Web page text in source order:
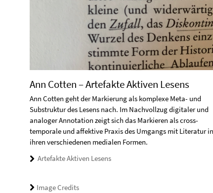
Ann Cotten – Artefakte Aktiven Lesens
Ann Cotten geht der Markierung als komplexe Meta- und
Substruktur des Lesens nach. Im Nachvollzug digitaler und
analoger Annotation zeigt sich das Markieren als cross-
temporale und affektive Praxis des Umgangs mit Literatur in
ihren verschiedenen medialen Formen.
Artefakte Aktiven Lesens
Image Credits